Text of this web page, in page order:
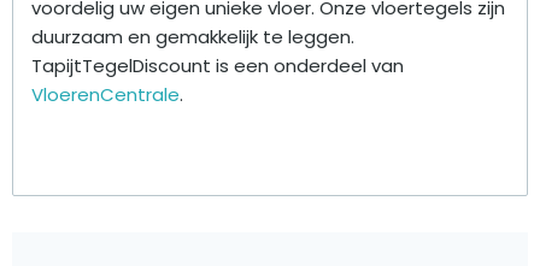
voordelig uw eigen unieke vloer. Onze vloertegels zijn
duurzaam en gemakkelijk te leggen.
TapijtTegelDiscount is een onderdeel van
VloerenCentrale.